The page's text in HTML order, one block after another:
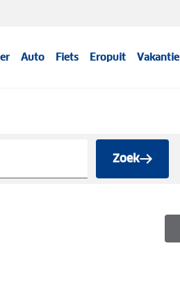
Auto Fiets Eropuit Vakantie
Zoek